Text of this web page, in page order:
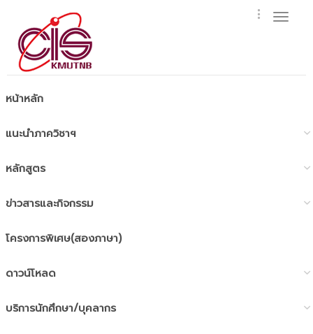
หน้าหลัก
แนะนำภาควิชาฯ
หลักสูตร
ข่าวสารและกิจกรรม
โครงการพิเศษ(สองภาษา)
ดาวน์โหลด
บริการนักศึกษา/บุคลากร